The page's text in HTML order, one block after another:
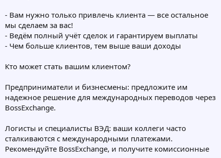
- Вам нужно только привлечь клиента — все остальное
мы сделаем за вас!
- Ведём полный учёт сделок и гарантируем выплаты
- Чем больше клиентов, тем выше ваши доходы
Кто может стать вашим клиентом?
Предприниматели и бизнесмены: предложите им
надежное решение для международных переводов через
BossExchange.
Логисты и специалисты ВЭД: ваши коллеги часто
сталкиваются с международными платежами.
Рекомендуйте BossExchange, и получите комиссионные